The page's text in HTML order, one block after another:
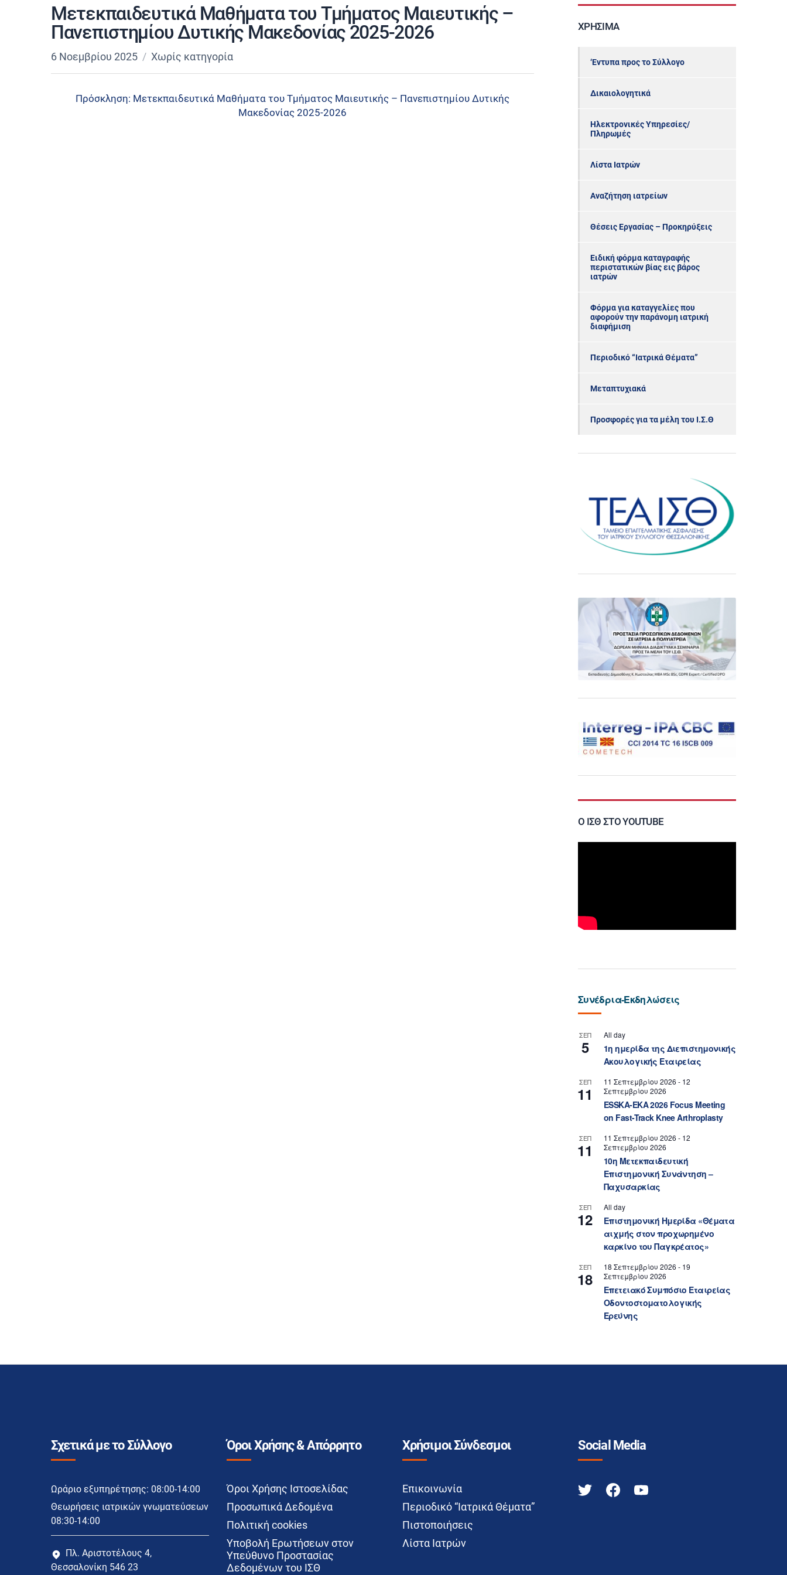
Μετεκπαιδευτικά Μαθήματα του Τμήματος Μαιευτικής –
Πανεπιστημίου Δυτικής Μακεδονίας 2025-2026
6 Νοεμβρίου 2025 Χωρίς κατηγορία
Πρόσκληση: Μετεκπαιδευτικά Μαθήματα του Τμήματος Μαιευτικής – Πανεπιστημίου Δυτικής
Μακεδονίας 2025-2026
ΧΡΉΣΙΜΑ
‘Εντυπα προς το Σύλλογο
Δικαιολογητικά
Ηλεκτρονικές Υπηρεσίες/
Πληρωμές
Λίστα Ιατρών
Αναζήτηση ιατρείων
Θέσεις Εργασίας – Προκηρύξεις
Ειδική φόρμα καταγραφής
περιστατικών βίας εις βάρος
ιατρών
Φόρμα για καταγγελίες που
αφορούν την παράνομη ιατρική
διαφήμιση
Περιοδικό “Ιατρικά Θέματα”
Μεταπτυχιακά
Προσφορές για τα μέλη του Ι.Σ.Θ
Ο ΙΣΘ ΣΤΟ YOUTUBE
Συνέδρια-Εκδηλώσεις
ΣΕΠ
5
All day
1η ημερίδα της Διεπιστημονικής
Ακουλογικής Εταιρείας
ΣΕΠ
11
11 Σεπτεμβρίου 2026 - 12
Σεπτεμβρίου 2026
ESSKA-EKA 2026 Focus Meeting
on Fast-Track Knee Arthroplasty
ΣΕΠ
11
11 Σεπτεμβρίου 2026 - 12
Σεπτεμβρίου 2026
10η Μετεκπαιδευτική
Επιστημονική Συνάντηση –
Παχυσαρκίας
ΣΕΠ
12
All day
Επιστημονική Ημερίδα «Θέματα
αιχμής στον προχωρημένο
καρκίνο του Παγκρέατος»
ΣΕΠ
18
18 Σεπτεμβρίου 2026 - 19
Σεπτεμβρίου 2026
Επετειακό Συμπόσιο Εταιρείας
Οδοντοστοματολογικής
Ερεύνης
Σχετικά με το Σύλλογο
Ωράριο εξυπηρέτησης: 08:00-14:00
Θεωρήσεις ιατρικών γνωματεύσεων
08:30-14:00
Πλ. Αριστοτέλους 4,
Θεσσαλονίκη 546 23
Όροι Χρήσης & Απόρρητο
Όροι Χρήσης Ιστοσελίδας
Προσωπικά Δεδομένα
Πολιτική cookies
Υποβολή Ερωτήσεων στον
Υπεύθυνο Προστασίας
Δεδομένων του ΙΣΘ
Χρήσιμοι Σύνδεσμοι
Επικοινωνία
Περιοδικό “Ιατρικά Θέματα”
Πιστοποιήσεις
Λίστα Ιατρών
Social Media